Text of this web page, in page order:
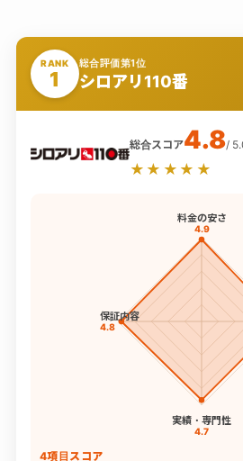
RANK
1
総合評価第1位
シロアリ110番
総合スコア4.8/
★★★★★
料金の安さ
4.9
実績・専門性
4.7
保証内容
4.8
4項目スコア